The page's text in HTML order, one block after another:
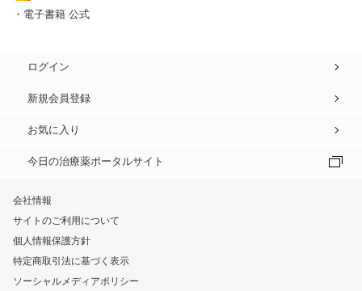
・電子書籍 公式
ログイン
新規会員登録
お気に入り
今日の治療薬ポータルサイト
会社情報
サイトのご利用について
個人情報保護方針
特定商取引法に基づく表示
ソーシャルメディアポリシー